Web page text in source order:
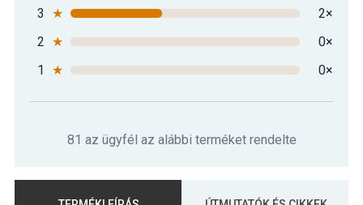
3
★
2×
2 ★
0×
1
★ 0×
81 az ügyfél az alábbi terméket rendelte